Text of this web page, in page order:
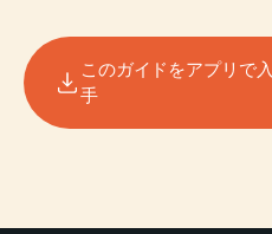
このガイドをアプリで入
手